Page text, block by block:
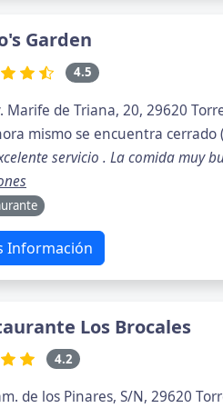
Garden
4.5
Marife de Triana, 20, 29620
mismo se encuentra cerrado
servicio . La comida muy
Información
Los Brocales
4.2
de los Pinares, S/N, 29620